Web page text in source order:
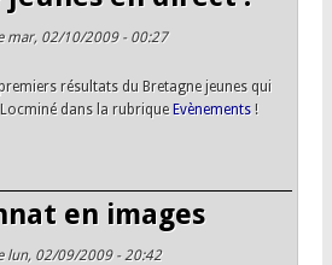
mar, 02/10/2009 - 00:27
résultats du Bretagne jeunes qui
dans la rubriqueEvènements!
Le Bretagne jeunes en direct !
en images
lun, 02/09/2009 - 20:42